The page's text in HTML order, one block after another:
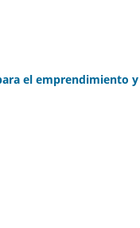
el emprendimiento